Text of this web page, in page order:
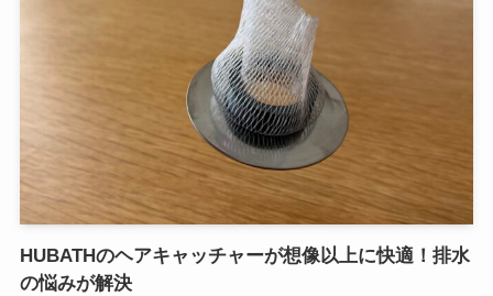
HUBATHのヘアキャッチャーが想像以上に快適！排水
の悩みが解決